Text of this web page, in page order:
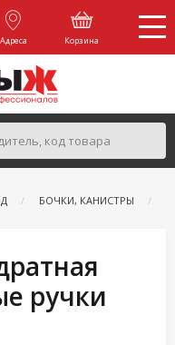
Адреса Корзина
БОЧКИ, КАНИСТРЫ
ручки